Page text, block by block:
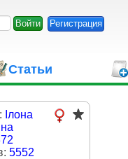
Регистрация
Статьи
Ілона
5552